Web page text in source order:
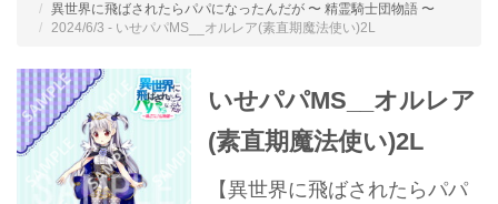
異世界に飛ばされたらパパになったんだが 〜 精霊騎士団物語 〜
2024/6/3 - いせパパMS__オルレア(素直期魔法使い)2L
いせパパMS__オルレア
(素直期魔法使い)2L
【異世界に飛ばされたらパパ